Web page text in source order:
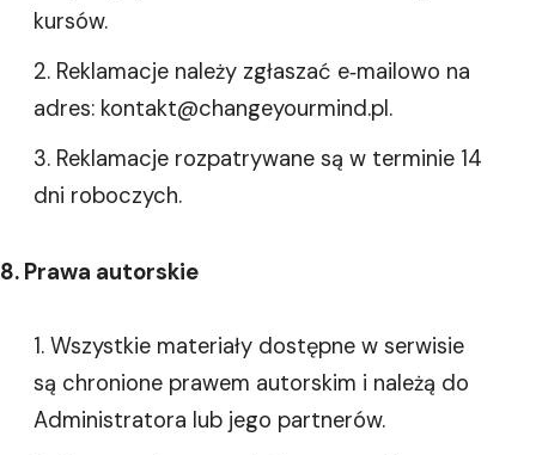
kursów.
Reklamacje należy zgłaszać e‑mailowo na
adres: kontakt@changeyourmind.pl.
Reklamacje rozpatrywane są w terminie 14
dni roboczych.
8. Prawa autorskie
Wszystkie materiały dostępne w serwisie
są chronione prawem autorskim i należą do
Administratora lub jego partnerów.